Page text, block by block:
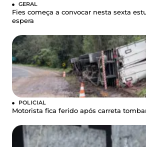
GERAL
Fies começa a convocar nesta sexta
espera
POLICIAL
Motorista fica ferido após carreta